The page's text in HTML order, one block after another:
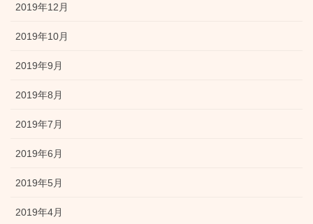
2019年12月
2019年10月
2019年9月
2019年8月
2019年7月
2019年6月
2019年5月
2019年4月